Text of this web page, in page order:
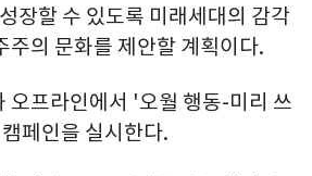
장할 수 있도록 미래세대의 감각
주의 문화를 제안할 계획이다.
오프라인에서 '오월 행동-미리 쓰
페인을 실시한다.